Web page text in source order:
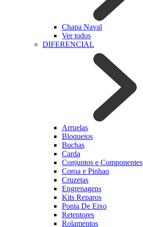
Chapa Naval
Ver todos
DIFERENCIAL
Arruelas
Bloqueios
Buchas
Carda
Conjuntos e Componentes
Coroa e Pinhao
Cruzetas
Engrenagens
Kits Reparos
Ponta De Eixo
Retentores
Rolamentos